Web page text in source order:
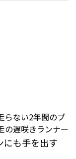
らない2年間のブ
の遅咲きランナー
にも手を出す